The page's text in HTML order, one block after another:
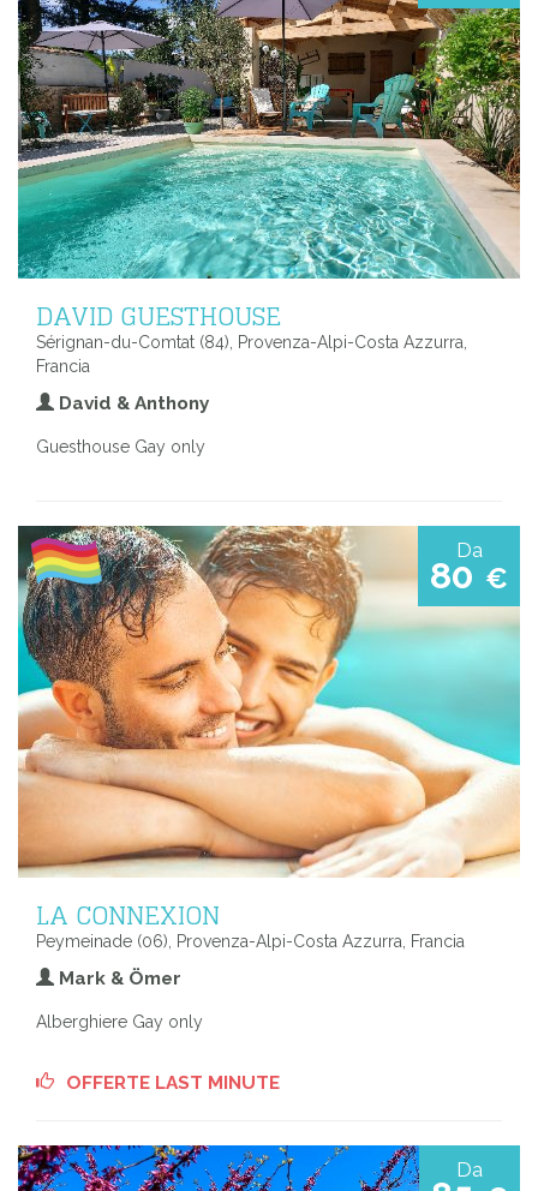
DAVID GUESTHOUSE
Sérignan-du-Comtat (84), Provenza-Alpi-Costa Azzurra,
Francia
David & Anthony
Guesthouse Gay only
Da
80 €
LA CONNEXION
Peymeinade (06), Provenza-Alpi-Costa Azzurra, Francia
Mark & Ömer
Alberghiere Gay only
OFFERTE LAST MINUTE
Da